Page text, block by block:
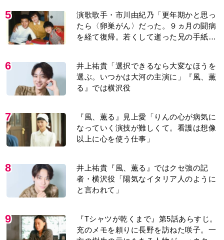
5
演歌歌手・市川由紀乃「更年期かと思っ
たら〈卵巣がん〉だった。９ヵ月の闘病
を経て復帰。若くして逝った兄の手紙を
6
井上祐貴「選択できるなら大変なほうを
選ぶ。いつかは大河の主演に」『風、薫
る』では横沢役
7
『風、薫る』見上愛「りんの心が病気に
なっていく演技が難しくて。看護は想像
以上に心を使う仕事」
8
井上祐貴『風、薫る』ではクセ強の記
者・横沢役「陽気なイタリア人のように
と言われて」
9
『Tシャツが乾くまで』第5話あらすじ。
充のメモを頼りに長野を訪ねた咲子。一